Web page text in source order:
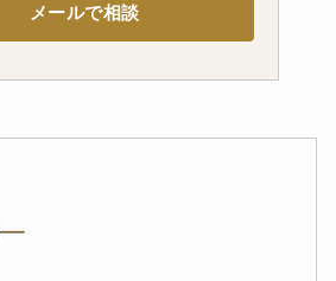
メールで相談